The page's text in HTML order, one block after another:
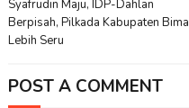
Syafrudin Maju, IDP-Dahlan
Berpisah, Pilkada Kabupaten Bima
Lebih Seru
POST A COMMENT